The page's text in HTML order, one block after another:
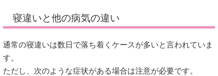
寝違いと他の病気の違い
通常の寝違いは数日で落ち着くケースが多いと言われていま
す。
ただし、次のような症状がある場合は注意が必要です。